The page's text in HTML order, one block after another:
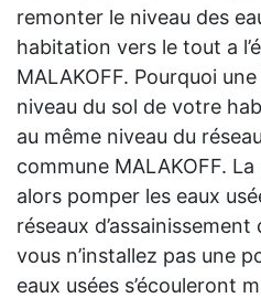
remonter le niveau des
habitation vers le tout a
MALAKOFF. Pourquoi
niveau du sol de votre
au même niveau du
commune MALAKOFF.
alors pomper les eaux
réseaux
vous n’installez pas une
eaux usées s’écouleront